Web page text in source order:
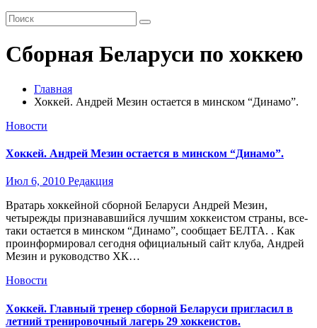
Сборная Беларуси по хоккею
Главная
Хоккей. Андрей Мезин остается в минском “Динамо”.
Новости
Хоккей. Андрей Мезин остается в минском “Динамо”.
Июл 6, 2010 Редакция
Вратарь хоккейной сборной Беларуси Андрей Мезин,
четырежды признававшийся лучшим хоккеистом страны, все-
таки остается в минском “Динамо”, сообщает БЕЛТА. . Как
проинформировал сегодня официальный сайт клуба, Андрей
Мезин и руководство ХК…
Новости
Хоккей. Главный тренер сборной Беларуси пригласил в
летний тренировочный лагерь 29 хоккеистов.